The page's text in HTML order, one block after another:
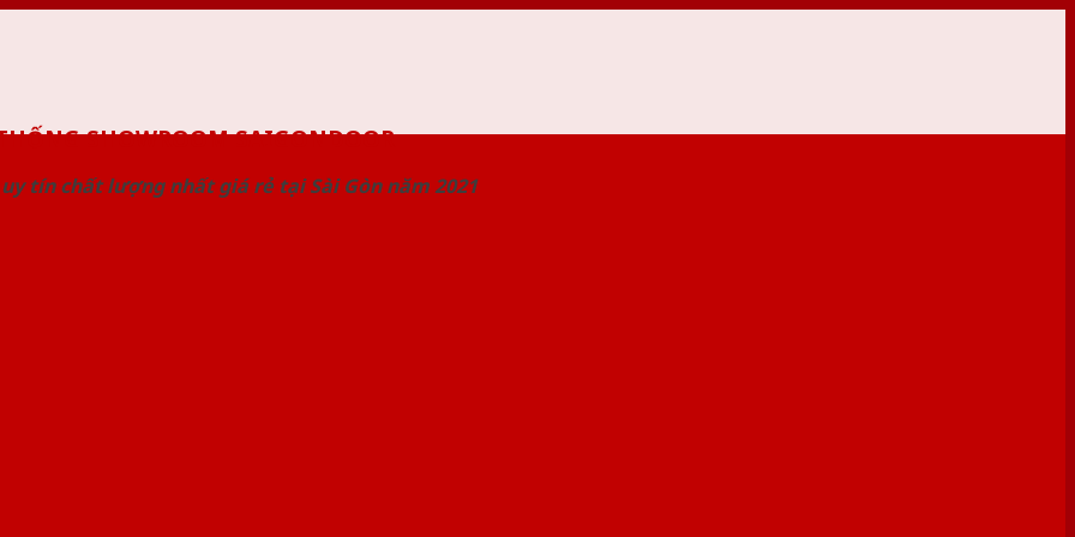
SHOWROOM SAIGONDOOR
tín chất lượng nhất giá rẻ tại Sài Gòn năm 2021